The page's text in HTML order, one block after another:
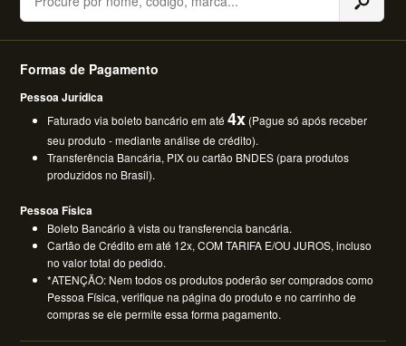
Formas de Pagamento
Pessoa Jurídica
Faturado via boleto bancário em até4x (Pague só após receber
seu produto - mediante análise de crédito).
Transferência Bancária, PIX ou cartão BNDES (para produtos
produzidos no Brasil).
Pessoa Física
Boleto Bancário à vista ou transferencia bancária.
Cartão de Crédito em até 12x, COM TARIFA E/OU JUROS, incluso
no valor total do pedido.
*ATENÇÃO: Nem todos os produtos poderão ser comprados como
Pessoa Física, verifique na página do produto e no carrinho de
compras se ele permite essa forma pagamento.